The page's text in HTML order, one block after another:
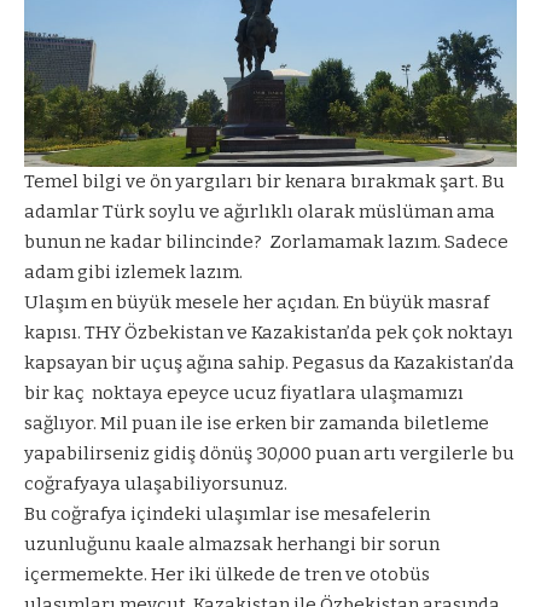
Temel bilgi ve ön yargıları bir kenara bırakmak şart. Bu
adamlar Türk soylu ve ağırlıklı olarak müslüman ama
bunun ne kadar bilincinde? Zorlamamak lazım. Sadece
adam gibi izlemek lazım.
Ulaşım en büyük mesele her açıdan. En büyük masraf
kapısı. THY Özbekistan ve Kazakistan’da pek çok noktayı
kapsayan bir uçuş ağına sahip. Pegasus da Kazakistan’da
bir kaç noktaya epeyce ucuz fiyatlara ulaşmamızı
sağlıyor. Mil puan ile ise erken bir zamanda biletleme
yapabilirseniz gidiş dönüş 30,000 puan artı vergilerle bu
coğrafyaya ulaşabiliyorsunuz.
Bu coğrafya içindeki ulaşımlar ise mesafelerin
uzunluğunu kaale almazsak herhangi bir sorun
içermemekte. Her iki ülkede de tren ve otobüs